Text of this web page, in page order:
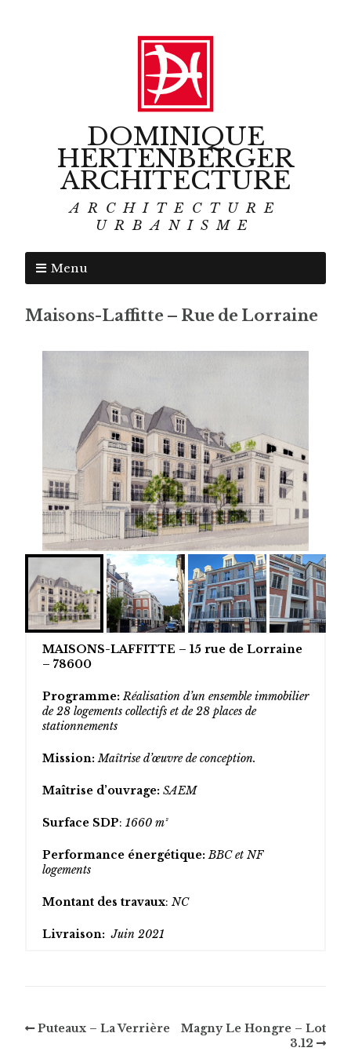
DOMINIQUE
HERTENBERGER
ARCHITECTURE
ARCHITECTURE
URBANISME
Menu
Maisons-Laffitte – Rue de Lorraine
MAISONS-LAFFITTE – 15 rue de Lorraine
– 78600
Programme:Réalisation d’un ensemble immobilier
de 28 logements collectifs et de 28 places de
stationnements
Mission:Maîtrise d’œuvre de conception.
Maîtrise d’ouvrage: SAEM
Surface SDP: 1660 m²
Performance énergétique: BBC et NF
logements
Montant des travaux: NC
Livraison: Juin 2021
Puteaux – La Verrière
Magny Le Hongre – Lot
3.12